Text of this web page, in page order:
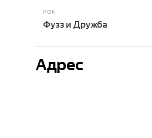
РОК
Фузз и Дружба
Адрес